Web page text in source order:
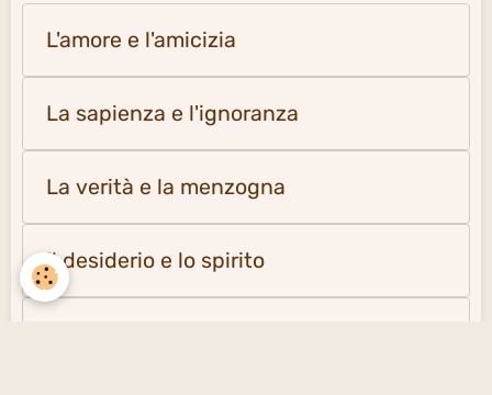
L'amore e l'amicizia
La sapienza e l'ignoranza
La verità e la menzogna
Il desiderio e lo spirito